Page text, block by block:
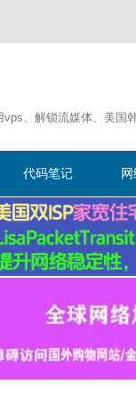
、解锁流媒体、美国
代码笔记 网